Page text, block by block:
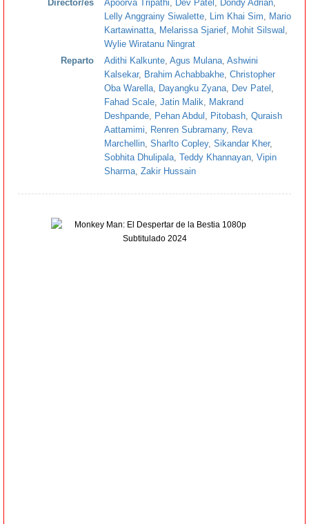
Director/es
Apoorva Tripathi Dev Patel Dondy Adrian
Lelly Anggrainy Siwalette
Lim Khai Sim
Mario
Kartawinatta
Melarissa Sjarief Mohit Silswal
Wylie Wiratanu Ningrat
Reparto
Adithi Kalkunte Agus Mulana Ashwini
Kalsekar, Brahim Achabbakhe Christopher
Oba Warella
Dayangku Zyana Dev Patel
Fahad Scale Jatin Malik
Makrand
Deshpande
Pehan Abdul Pitobash Quraish
Aattamimi
Renren Subramany, Reva
Marchellin Sharlto Copley, Sikandar Kher,
Sobhita Dhulipala Teddy Khannayan Vipin
Sharma Zakir Hussain